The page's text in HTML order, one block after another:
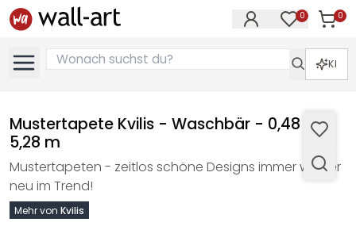
0 0
KI
Mustertapete Kvilis - Waschbär - 0,48 m x
5,28 m
Mustertapeten - zeitlos schöne Designs immer wieder
neu im Trend!
Mehr von Kvilis